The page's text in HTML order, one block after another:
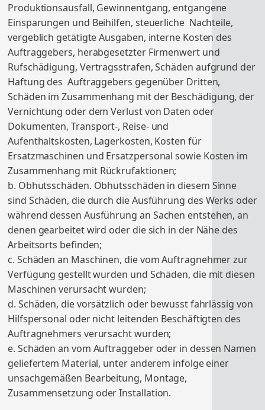
Produktionsausfall, Gewinnentgang, entgangene
Einsparungen und Beihilfen, steuerliche Nachteile,
vergeblich getätigte Ausgaben, interne Kosten des
Auftraggebers, herabgesetzter Firmenwert und
Rufschädigung, Vertragsstrafen, Schäden aufgrund der
Haftung des Auftraggebers gegenüber Dritten,
Schäden im Zusammenhang mit der Beschädigung, der
Vernichtung oder dem Verlust von Daten oder
Dokumenten, Transport-, Reise- und
Aufenthaltskosten, Lagerkosten, Kosten für
Ersatzmaschinen und Ersatzpersonal sowie Kosten im
Zusammenhang mit Rückrufaktionen;
b. Obhutsschäden. Obhutsschäden in diesem Sinne
sind Schäden, die durch die Ausführung des Werks oder
während dessen Ausführung an Sachen entstehen, an
denen gearbeitet wird oder die sich in der Nähe des
Arbeitsorts befinden;
c. Schäden an Maschinen, die vom Auftragnehmer zur
Verfügung gestellt wurden und Schäden, die mit diesen
Maschinen verursacht wurden;
d. Schäden, die vorsätzlich oder bewusst fahrlässig von
Hilfspersonal oder nicht leitenden Beschäftigten des
Auftragnehmers verursacht wurden;
e. Schäden an vom Auftraggeber oder in dessen Namen
geliefertem Material, unter anderem infolge einer
unsachgemäßen Bearbeitung, Montage,
Zusammensetzung oder Installation.